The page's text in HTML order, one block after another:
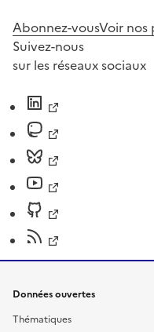
Abonnez-vousVoir nos
Suivez-nous
sur les réseaux sociaux
Données ouvertes
Thématiques